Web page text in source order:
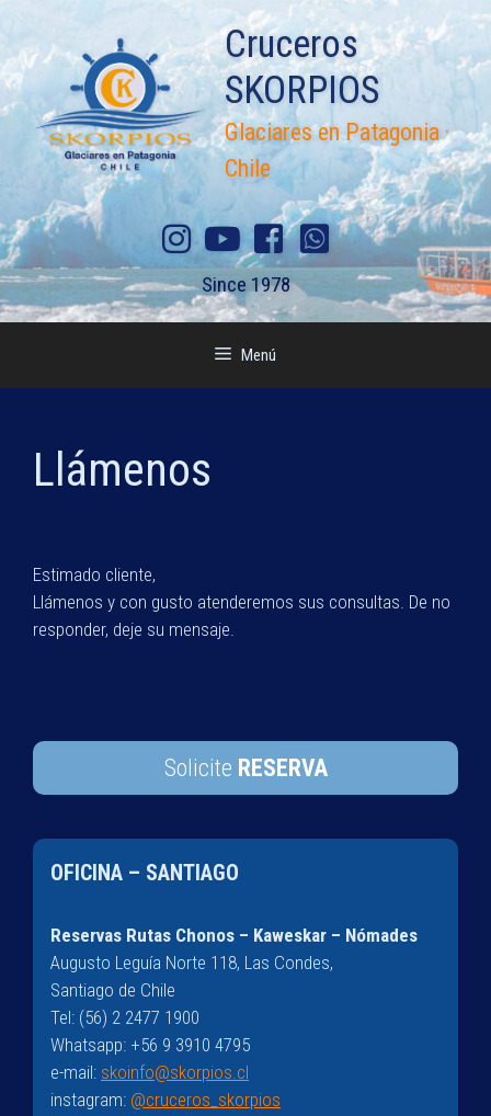
contenido
Cruceros
SKORPIOS
Glaciares en Patagonia ·
Chile
Since 1978
Menú
Llámenos
Estimado cliente,
Llámenos y con gusto atenderemos sus consultas. De no
responder, deje su mensaje.
Solicite RESERVA
OFICINA – SANTIAGO
Reservas Rutas Chonos – Kaweskar – Nómades
Augusto Leguía Norte 118, Las Condes,
Santiago de Chile
Tel: (56) 2 2477 1900
Whatsapp: +56 9 3910 4795
e-mail: skoinfo@skorpios.cl
instagram: @cruceros_skorpios